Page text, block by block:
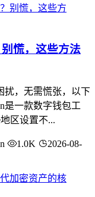
慌，这些方法
扰，无需慌张，以下
是一款数字钱包工
区设置不...
1.0K
2026-08-